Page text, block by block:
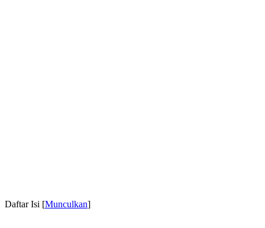
Daftar Isi [Munculkan]